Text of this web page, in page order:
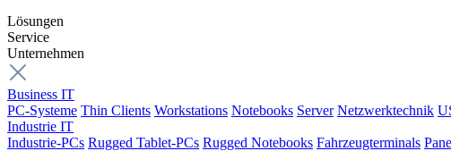
Lösungen
Service
Unternehmen
Business IT
PC-Systeme Thin Clients Workstations Notebooks Server Netzwerktechnik
Industrie IT
Industrie-PCs Rugged Tablet-PCs Rugged Notebooks Fahrzeugterminals